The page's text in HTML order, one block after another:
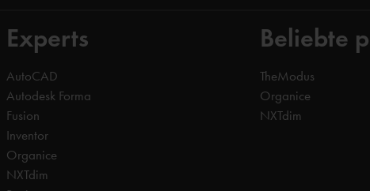
Experts
AutoCAD
Autodesk Forma
Fusion
Inventor
Organice
NXTdim
Beliebte
TheModus
Organice
NXTdim